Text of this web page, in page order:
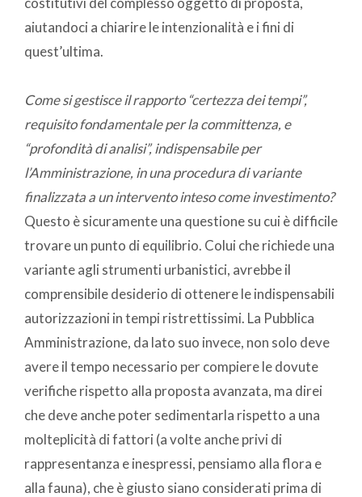
aiutandoci a chiarire le intenzionalità e i fini di
quest’ultima.
Come si gestisce il rapporto “certezza dei tempi”,
requisito fondamentale per la committenza, e
“profondità di analisi”, indispensabile per
l’Amministrazione, in una procedura di variante
finalizzata a un intervento inteso come investimento?
Questo è sicuramente una questione su cui è difficile
trovare un punto di equilibrio. Colui che richiede una
variante agli strumenti urbanistici, avrebbe il
comprensibile desiderio di ottenere le indispensabili
autorizzazioni in tempi ristrettissimi. La Pubblica
Amministrazione, da lato suo invece, non solo deve
avere il tempo necessario per compiere le dovute
verifiche rispetto alla proposta avanzata, ma direi
che deve anche poter sedimentarla rispetto a una
molteplicità di fattori (a volte anche privi di
rappresentanza e inespressi, pensiamo alla flora e
alla fauna), che è giusto siano considerati prima di